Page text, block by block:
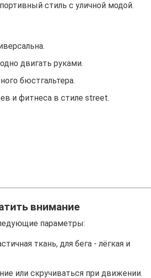
стиль с уличной модой.
двигать руками.
бюстгальтера.
и фитнеса в стиле street.
внимание
параметры:
ткань, для бега - лёгкая и
или скручиваться при движении.